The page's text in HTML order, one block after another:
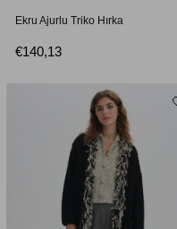
Ekru Ajurlu Triko Hırka
€140,13